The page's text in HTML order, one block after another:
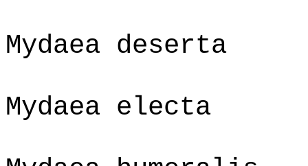
Mydaea deserta
Mydaea electa